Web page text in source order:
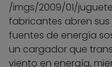
/imgs/2009/01/
fabricantes abren
fuentes de energía
un cargador que
viento en energía,